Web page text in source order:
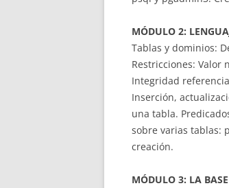
MÓDULO 2:
Tablas y dominios:
Restricciones: Valor
Integridad
Inserción,
una tabla.
sobre varias tablas:
creación.
MÓDULO 3: LA BASE